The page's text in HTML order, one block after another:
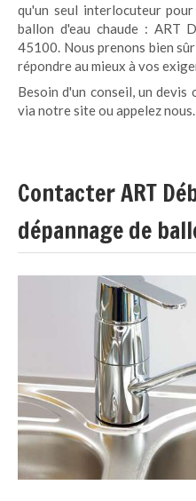
qu'un seul interlocuteur
ballon d'eau chaude : ART
45100. Nous prenons bien
répondre au mieux à vos
Besoin d'un conseil, un devis
via notre site ou appelez
Contacter ART
dépannage de